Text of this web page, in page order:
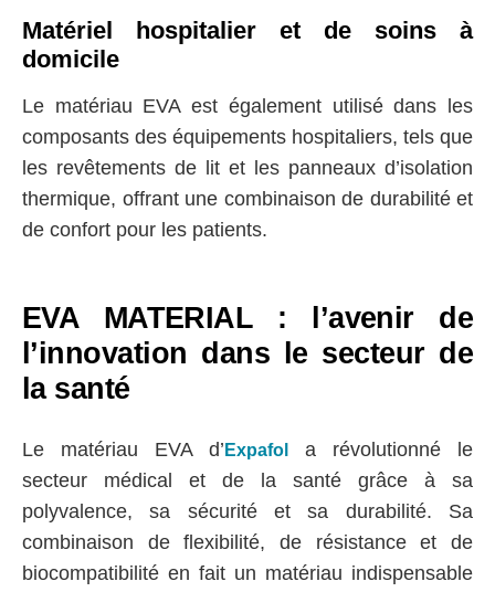
Matériel hospitalier et de soins à
domicile
Le matériau EVA est également utilisé dans les
composants des équipements hospitaliers, tels que
les revêtements de lit et les panneaux d’isolation
thermique, offrant une combinaison de durabilité et
de confort pour les patients.
EVA MATERIAL : l’avenir de
l’innovation dans le secteur de
la santé
Le matériau EVA d’ Expafol
a révolutionné le
secteur médical et de la santé grâce à sa
polyvalence, sa sécurité et sa durabilité. Sa
combinaison de flexibilité, de résistance et de
biocompatibilité en fait un matériau indispensable